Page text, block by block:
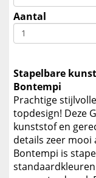
Aantal
Stapelbare
Bontempi
Prachtige
topdesign! Deze
kunststof en
details zeer mooi
Bontempi is